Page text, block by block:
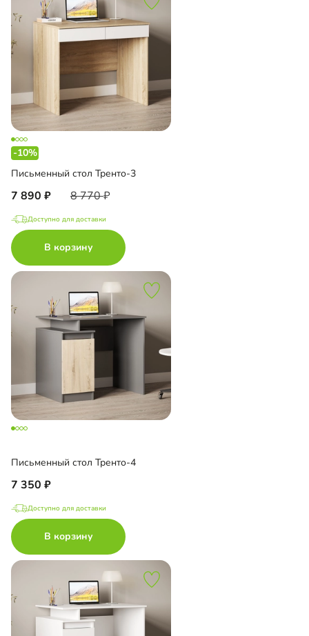
-10%
Письменный стол Тренто-3
7 890 8 770
Доступно для доставки
В корзину
Письменный стол Тренто-4
7 350
Доступно для доставки
В корзину